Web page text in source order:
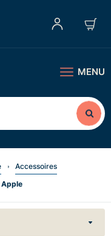
MENU
Accessoires